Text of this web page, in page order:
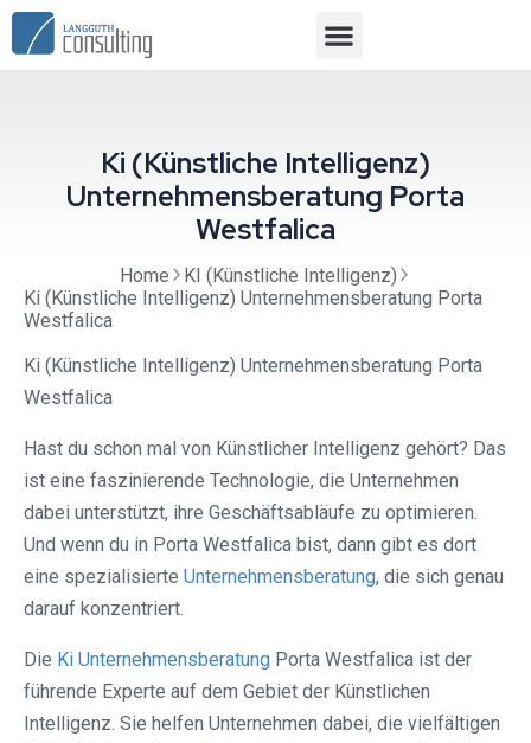
Ki (Künstliche Intelligenz)
Unternehmensberatung Porta
Westfalica⁠
Home
KI (Künstliche Intelligenz)
Ki (Künstliche Intelligenz) Unternehmensberatung Porta
Westfalica⁠
Ki (Künstliche Intelligenz) Unternehmensberatung Porta
Westfalica⁠
Hast du schon mal von Künstlicher Intelligenz gehört? Das
ist eine faszinierende Technologie, die Unternehmen
dabei unterstützt, ihre Geschäftsabläufe zu optimieren.
Und wenn du in Porta Westfalica bist, dann gibt es dort
eine spezialisierte Unternehmensberatung, die sich genau
darauf konzentriert.
Die Ki Unternehmensberatung Porta Westfalica ist der
führende Experte auf dem Gebiet der Künstlichen
Intelligenz. Sie helfen Unternehmen dabei, die vielfältigen